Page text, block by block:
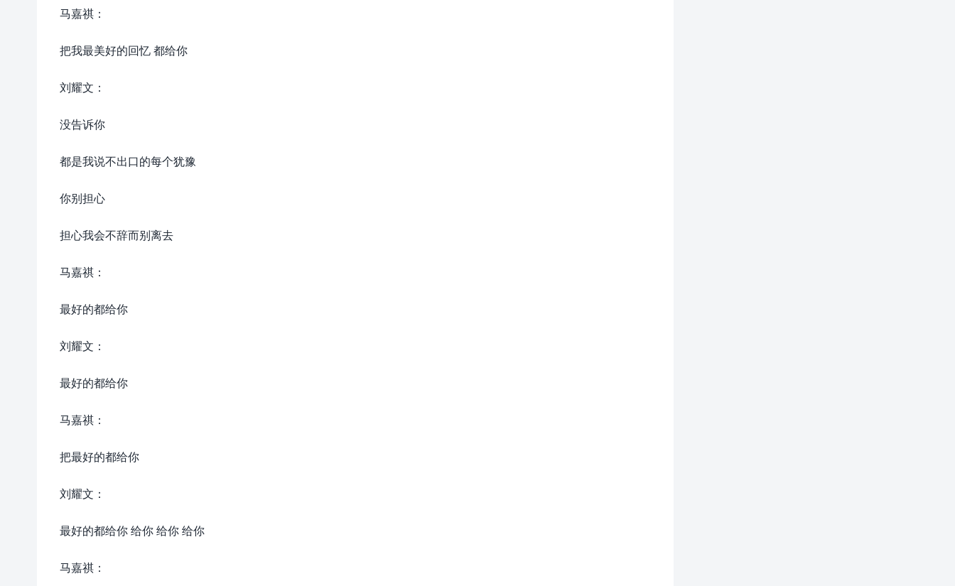
马嘉祺：
把我最美好的回忆 都给你
刘耀文：
没告诉你
都是我说不出口的每个犹豫
你别担心
担心我会不辞而别离去
马嘉祺：
最好的都给你
刘耀文：
最好的都给你
马嘉祺：
把最好的都给你
刘耀文：
最好的都给你 给你 给你 给你
马嘉祺：